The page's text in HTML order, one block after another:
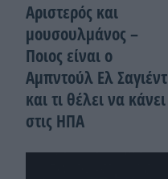
Αριστερός και
μουσουλμάνος –
Ποιoς είναι ο
Αμπντούλ Ελ Σαγιέντ
και τι θέλει να κάνει
στις ΗΠΑ